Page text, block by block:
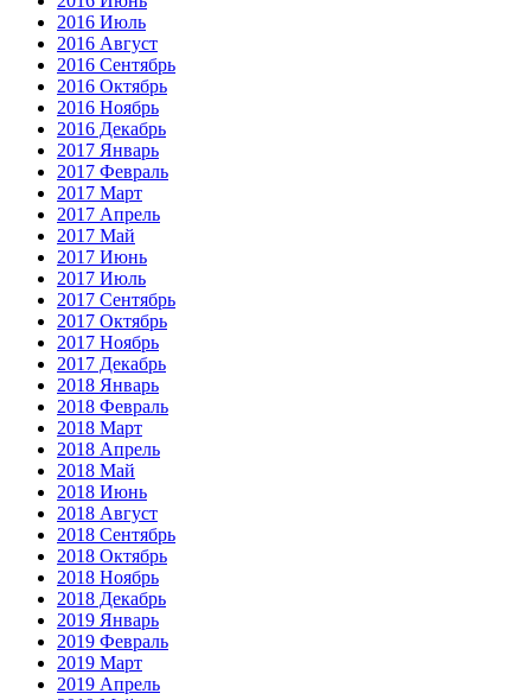
2016 Июль
2016 Август
2016 Сентябрь
2016 Октябрь
2016 Ноябрь
2016 Декабрь
2017 Январь
2017 Февраль
2017 Март
2017 Апрель
2017 Май
2017 Июнь
2017 Июль
2017 Сентябрь
2017 Октябрь
2017 Ноябрь
2017 Декабрь
2018 Январь
2018 Февраль
2018 Март
2018 Апрель
2018 Май
2018 Июнь
2018 Август
2018 Сентябрь
2018 Октябрь
2018 Ноябрь
2018 Декабрь
2019 Январь
2019 Февраль
2019 Март
2019 Апрель